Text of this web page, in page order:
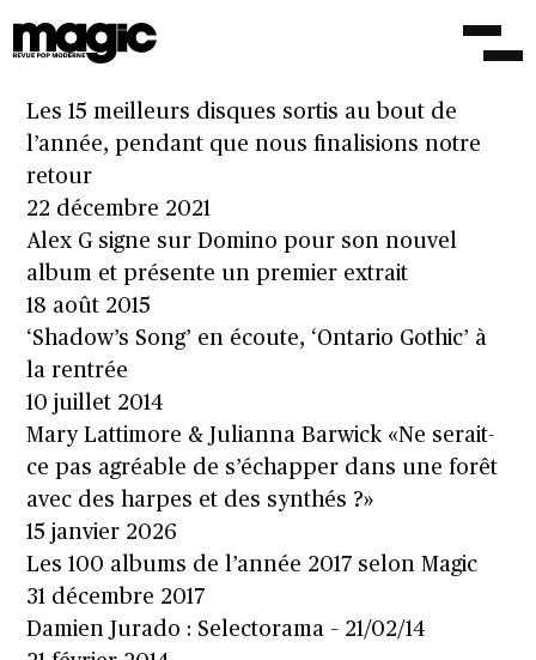
pépites : le Top 2022 de Maxime Jammet
Les 15 meilleurs disques sortis au bout de
l’année, pendant que nous finalisions notre
retour
22 décembre 2021
Alex G signe sur Domino pour son nouvel
album et présente un premier extrait
18 août 2015
‘Shadow’s Song’ en écoute, ‘Ontario Gothic’ à
la rentrée
10 juillet 2014
Mary Lattimore & Julianna Barwick «Ne serait-
ce pas agréable de s’échapper dans une forêt
avec des harpes et des synthés ?»
15 janvier 2026
Les 100 albums de l’année 2017 selon Magic
31 décembre 2017
Damien Jurado : Selectorama – 21/02/14